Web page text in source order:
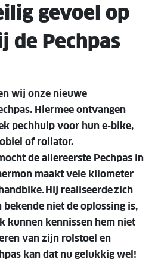
gevoel op
de Pechpas
wij onze nieuwe
Hiermee ontvangen
pechhulp voor hun e-bike,
of rollator.
de allereerste Pechpas in
maakt vele kilometer
Hij realiseerde zich
niet de oplossing is,
kunnen kennissen hem niet
van zijn rolstoel en
kan dat nu gelukkig wel!